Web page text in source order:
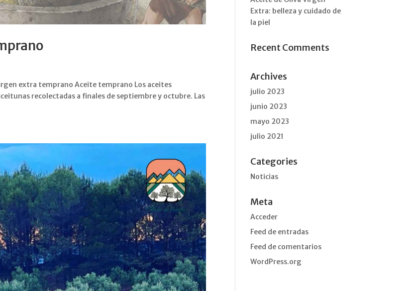
extra temprano Aceite temprano Los aceites
recolectadas a finales de septiembre y octubre. Las
Extra: belleza y cuidado de
la piel
Recent Comments
Archives
julio 2023
junio 2023
mayo 2023
julio 2021
Categories
Noticias
Meta
Acceder
Feed de entradas
Feed de comentarios
WordPress.org